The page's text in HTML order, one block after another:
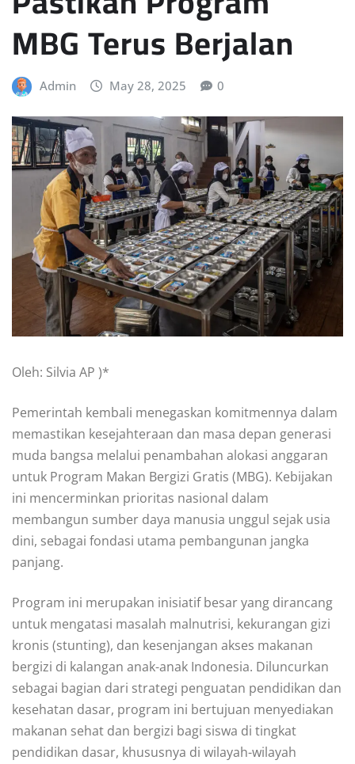
MBG Terus Berjalan
Admin May 28, 2025 0
Oleh: Silvia AP )*
Pemerintah kembali menegaskan komitmennya dalam
memastikan kesejahteraan dan masa depan generasi
muda bangsa melalui penambahan alokasi anggaran
untuk Program Makan Bergizi Gratis (MBG). Kebijakan
ini mencerminkan prioritas nasional dalam
membangun sumber daya manusia unggul sejak usia
dini, sebagai fondasi utama pembangunan jangka
panjang.
Program ini merupakan inisiatif besar yang dirancang
untuk mengatasi masalah malnutrisi, kekurangan gizi
kronis (stunting), dan kesenjangan akses makanan
bergizi di kalangan anak-anak Indonesia. Diluncurkan
sebagai bagian dari strategi penguatan pendidikan dan
kesehatan dasar, program ini bertujuan menyediakan
makanan sehat dan bergizi bagi siswa di tingkat
pendidikan dasar, khususnya di wilayah-wilayah